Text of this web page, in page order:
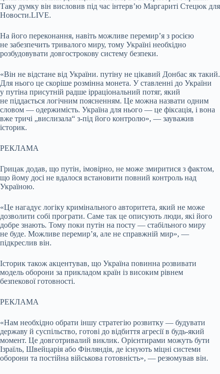
Таку думку він висловив під час інтерв’ю Маргариті Стецюк для
Новости.LIVE.
На його переконання, навіть можливе перемир’я з росією
не забезпечить тривалого миру, тому Україні необхідно
розбудовувати довгострокову систему безпеки.
«Він не відстане від України. путіну не цікавий Донбас як такий.
Для нього це скоріше розмінна монета. У ставленні до України
у путіна присутній радше ірраціональний потяг, який
не піддається логічним поясненням. Це можна назвати одним
словом — одержимість. Україна для нього — це фіксація, і вона
вже тричі „вислизала“ з-під його контролю», — зауважив
історик.
РЕКЛАМА
Грицак додав, що путін, імовірно, не може змиритися з фактом,
що йому досі не вдалося встановити повний контроль над
Україною.
«Це нагадує логіку кримінального авторитета, який не може
дозволити собі програти. Саме так це описують люди, які його
добре знають. Тому поки путін на посту — стабільного миру
не буде. Можливе перемир’я, але не справжній мир», —
підкреслив він.
Історик також акцентував, що Україна повинна розвивати
модель оборони за прикладом країн із високим рівнем
безпекової готовності.
РЕКЛАМА
«Нам необхідно обрати іншу стратегію розвитку — будувати
державу й суспільство, готові до відбиття агресії в будь-який
момент. Це довготривалий виклик. Орієнтирами можуть бути
Ізраїль, Швейцарія або Фінляндія, де існують міцні системи
оборони та постійна військова готовність», — резюмував він.